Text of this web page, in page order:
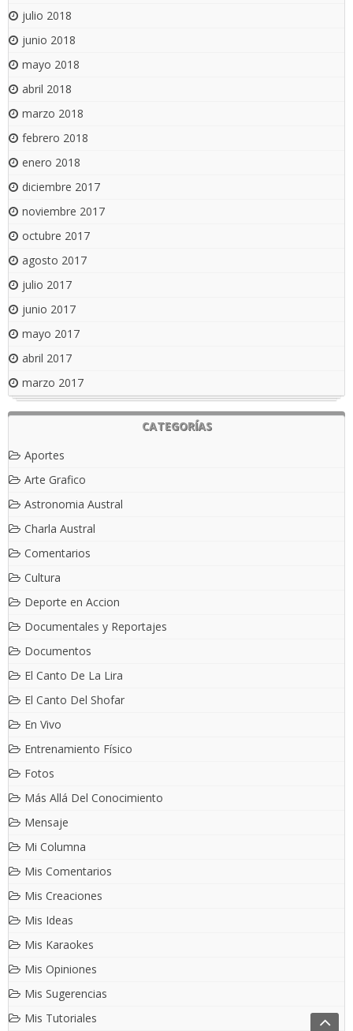
julio 2018
junio 2018
mayo 2018
abril 2018
marzo 2018
febrero 2018
enero 2018
diciembre 2017
noviembre 2017
octubre 2017
agosto 2017
julio 2017
junio 2017
mayo 2017
abril 2017
marzo 2017
CATEGORÍAS
Aportes
Arte Grafico
Astronomia Austral
Charla Austral
Comentarios
Cultura
Deporte en Accion
Documentales y Reportajes
Documentos
El Canto De La Lira
El Canto Del Shofar
En Vivo
Entrenamiento Físico
Fotos
Más Allá Del Conocimiento
Mensaje
Mi Columna
Mis Comentarios
Mis Creaciones
Mis Ideas
Mis Karaokes
Mis Opiniones
Mis Sugerencias
Mis Tutoriales